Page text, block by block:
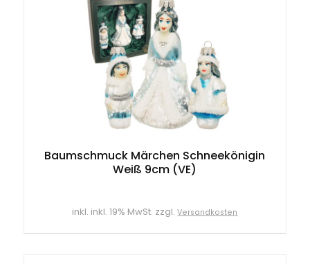
Baumschmuck Märchen Schneekönigin
Weiß 9cm (VE)
inkl. inkl. 19% MwSt. zzgl.Versandkosten